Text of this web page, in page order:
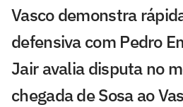
Vasco demonstra
defensiva com Pedro
Jair avalia disputa no
chegada de Sosa ao